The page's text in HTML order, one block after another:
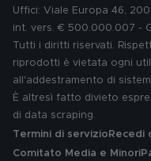
Uffici: Viale Europa 46,
int. vers. € 500.000.007 -
Tutti i diritti riservati.
riprodotti è vietata ogni
all'addestramento di
È altresì fatto divieto
di data scraping.
Termini di servizio Recedi
Comitato Media e Minori